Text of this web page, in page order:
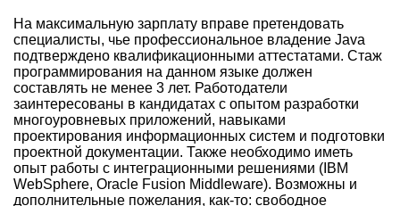
На максимальную зарплату вправе претендовать
специалисты, чье профессиональное владение Java
подтверждено квалификационными аттестатами. Стаж
программирования на данном языке должен
составлять не менее 3 лет. Работодатели
заинтересованы в кандидатах с опытом разработки
многоуровневых приложений, навыками
проектирования информационных систем и подготовки
проектной документации. Также необходимо иметь
опыт работы с интеграционными решениями (IBM
WebSphere, Oracle Fusion Middleware). Возможны и
дополнительные пожелания, как-то: свободное